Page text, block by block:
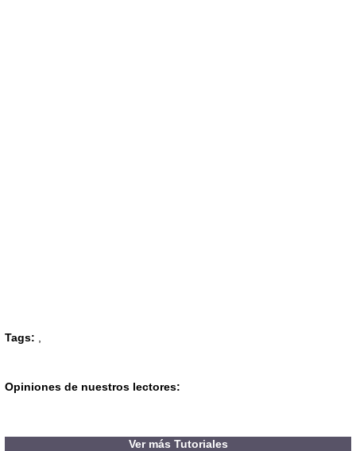
Tags: ,
Opiniones de nuestros lectores:
Ver más Tutoriales